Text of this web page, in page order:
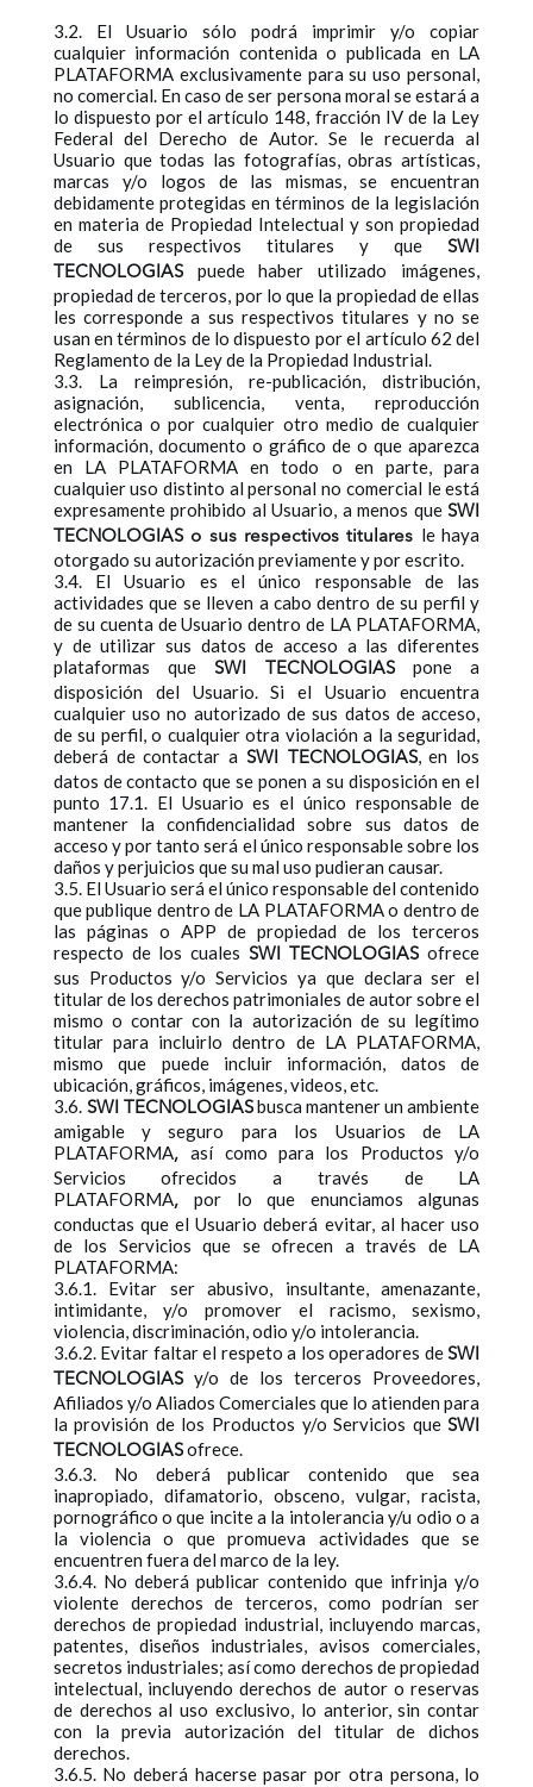
3.2. El Usuario sólo podrá imprimir y/o copiar
cualquier información contenida o publicada en LA
PLATAFORMA exclusivamente para su uso personal,
no comercial. En caso de ser persona moral se estará a
lo dispuesto por el artículo 148, fracción IV de la Ley
Federal del Derecho de Autor. Se le recuerda al
Usuario que todas las fotografías, obras artísticas,
marcas y/o logos de las mismas, se encuentran
debidamente protegidas en términos de la legislación
en materia de Propiedad Intelectual y son propiedad
de sus respectivos titulares y queSWI
TECNOLOGIASpuede haber utilizado imágenes,
propiedad de terceros, por lo que la propiedad de ellas
les corresponde a sus respectivos titulares y no se
usan en términos de lo dispuesto por el artículo 62 del
Reglamento de la Ley de la Propiedad Industrial.
3.3. La reimpresión, re-publicación, distribución,
asignación, sublicencia, venta, reproducción
electrónica o por cualquier otro medio de cualquier
información, documento o gráfico de o que aparezca
en LA PLATAFORMA en todo o en parte, para
cualquier uso distinto al personal no comercial le está
expresamente prohibido al Usuario, a menos queSWI
TECNOLOGIASo sus respectivos titulares le haya
otorgado su autorización previamente y por escrito.
3.4. El Usuario es el único responsable de las
actividades que se lleven a cabo dentro de su perfil y
de su cuenta de Usuario dentro de LA PLATAFORMA,
y de utilizar sus datos de acceso a las diferentes
plataformas que
SWI TECNOLOGIASpone a
disposición del Usuario. Si el Usuario encuentra
cualquier uso no autorizado de sus datos de acceso,
de su perfil, o cualquier otra violación a la seguridad,
deberá de contactar a SWI TECNOLOGIAS, en los
datos de contacto que se ponen a su disposición en el
punto 17.1. El Usuario es el único responsable de
mantener la confidencialidad sobre sus datos de
acceso y por tanto será el único responsable sobre los
daños y perjuicios que su mal uso pudieran causar.
3.5. El Usuario será el único responsable del contenido
que publique dentro de LA PLATAFORMA o dentro de
las páginas o APP de propiedad de los terceros
respecto de los cuales SWI TECNOLOGIASofrece
sus Productos y/o Servicios ya que declara ser el
titular de los derechos patrimoniales de autor sobre el
mismo o contar con la autorización de su legítimo
titular para incluirlo dentro de LA PLATAFORMA,
mismo que puede incluir información, datos de
ubicación, gráficos, imágenes, videos, etc.
3.6. SWI TECNOLOGIASbusca mantener un ambiente
amigable y seguro para los Usuarios de LA
PLATAFORMA,así como para los Productos y/o
Servicios ofrecidos a través de LA
PLATAFORMA,por lo que enunciamos algunas
conductas que el Usuario deberá evitar, al hacer uso
de los Servicios que se ofrecen a través de LA
PLATAFORMA:
3.6.1. Evitar ser abusivo, insultante, amenazante,
intimidante, y/o promover el racismo, sexismo,
violencia, discriminación, odio y/o intolerancia.
3.6.2. Evitar faltar el respeto a los operadores deSWI
TECNOLOGIASy/o de los terceros Proveedores,
Afiliados y/o Aliados Comerciales que lo atienden para
la provisión de los Productos y/o Servicios queSWI
TECNOLOGIASofrece.
3.6.3. No deberá publicar contenido que sea
inapropiado, difamatorio, obsceno, vulgar, racista,
pornográfico o que incite a la intolerancia y/u odio o a
la violencia o que promueva actividades que se
encuentren fuera del marco de la ley.
3.6.4. No deberá publicar contenido que infrinja y/o
violente derechos de terceros, como podrían ser
derechos de propiedad industrial, incluyendo marcas,
patentes, diseños industriales, avisos comerciales,
secretos industriales; así como derechos de propiedad
intelectual, incluyendo derechos de autor o reservas
de derechos al uso exclusivo, lo anterior, sin contar
con la previa autorización del titular de dichos
derechos.
3.6.5. No deberá hacerse pasar por otra persona, lo